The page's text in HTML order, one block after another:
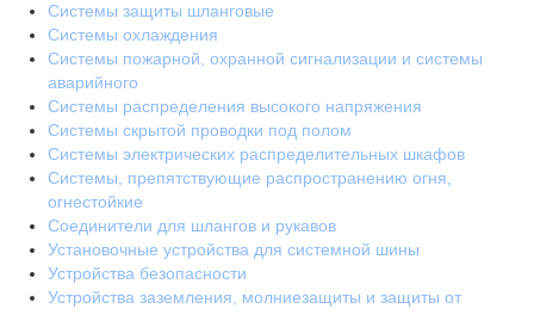
Системы защиты шланговые
Системы охлаждения
Системы пожарной, охранной сигнализации и системы
аварийного
Системы распределения высокого напряжения
Системы скрытой проводки под полом
Системы электрических распределительных шкафов
Системы, препятствующие распространению огня,
огнестойкие
Соединители для шлангов и рукавов
Установочные устройства для системной шины
Устройства безопасности
Устройства заземления, молниезащиты и защиты от